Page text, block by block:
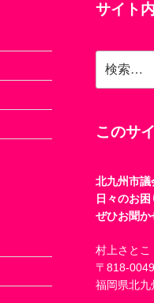
サイト
索:
このサ
北九州市議
日々のお
ぜひお聞か
村上さとこ
〒818-0049
福岡県北